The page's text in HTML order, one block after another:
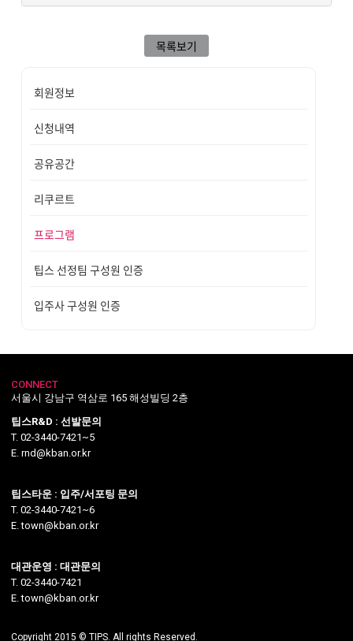
목록보기
회원정보
신청내역
공유공간
리쿠르트
프로그램
팁스 선정팀 구성원 인증
입주사 구성원 인증
CONNECT
서울시 강남구 역삼로 165 해성빌딩 2층
팁스R&D : 선발문의
T. 02-3440-7421~5
E. rnd@kban.or.kr
팁스타운 : 입주/서포팅 문의
T. 02-3440-7421~6
E. town@kban.or.kr
대관운영 : 대관문의
T. 02-3440-7421
E. town@kban.or.kr
Copyright 2015 © TIPS. All rights Reserved.